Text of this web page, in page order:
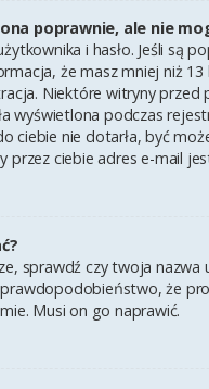
poprawnie, ale nie
i hasło. Jeśli są
że masz mniej niż
Niektóre witryny
wyświetlona podczas
ciebie nie dotarła, być
przez ciebie adres e-mail
sprawdź czy twoja nazwa
że
Musi on go naprawić.